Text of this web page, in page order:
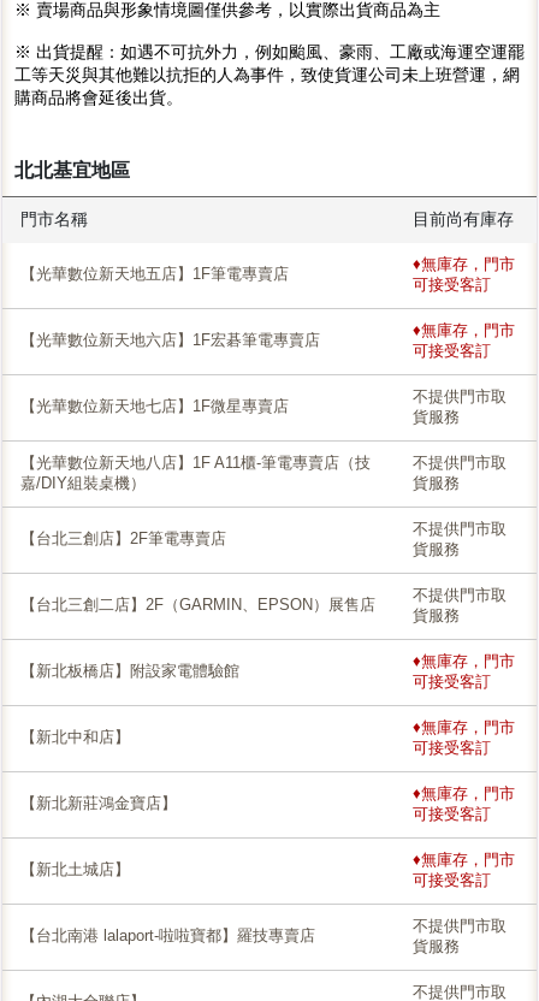
※ 賣場商品與形象情境圖僅供參考，以實際出貨商品為主
※ 出貨提醒：如遇不可抗外力，例如颱風、豪雨、工廠或海運空運罷
工等天災與其他難以抗拒的人為事件，致使貨運公司未上班營運，網
購商品將會延後出貨。
北北基宜地區
門市名稱 目前尚有庫存
【光華數位新天地五店】1F筆電專賣店
♦無庫存，門市
可接受客訂
【光華數位新天地六店】1F宏碁筆電專賣店
♦無庫存，門市
可接受客訂
【光華數位新天地七店】1F微星專賣店
不提供門市取
貨服務
【光華數位新天地八店】1F A11櫃-筆電專賣店（技
嘉/DIY組裝桌機）
不提供門市取
貨服務
【台北三創店】2F筆電專賣店
不提供門市取
貨服務
【台北三創二店】2F（GARMIN、EPSON）展售店
不提供門市取
貨服務
【新北板橋店】附設家電體驗館
♦無庫存，門市
可接受客訂
【新北中和店】
♦無庫存，門市
可接受客訂
【新北新莊鴻金寶店】
♦無庫存，門市
可接受客訂
【新北土城店】
♦無庫存，門市
可接受客訂
【台北南港 lalaport-啦啦寶都】羅技專賣店
不提供門市取
貨服務
不提供門市取